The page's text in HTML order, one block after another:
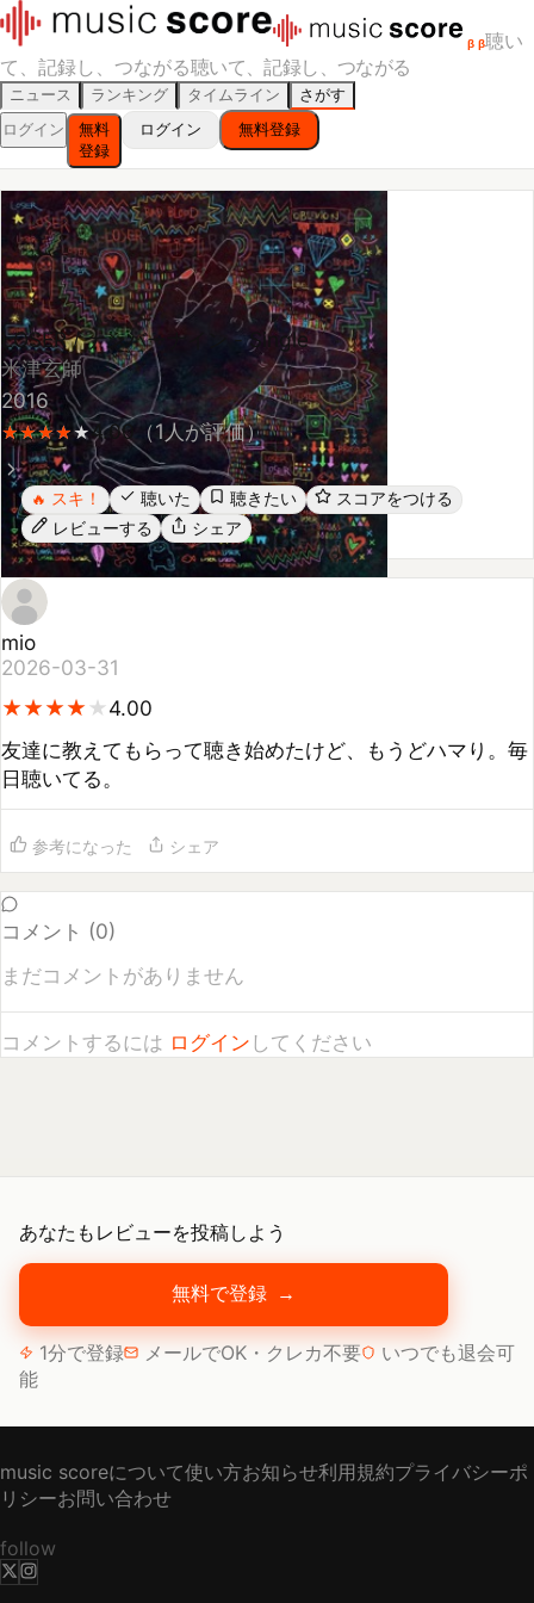
β β聴い
て、記録し、つながる聴いて、記録し、つながる
ニュース ランキング タイムライン
さがす
ログイン
無料
登録
ログイン 無料登録
LOSER / ナンバーナイン - Single
米津玄師
2016
★
★★
★★
★★
★★ 4.00 （ 1人が評価）
🔥スキ！ 聴いた 聴きたい スコアをつける
レビューする シェア
mio
2026-03-31
★
★★
★ ★
★ ★
★★4.00
友達に教えてもらって聴き始めたけど、もうどハマり。毎
日聴いてる。
参考になった
コメント (0
まだコメントがありません
コメントするにはログイン してください
あなたもレビューを投稿しよう
無料で登録 →
1分で登録 メールでOK・クレカ不要
いつでも退会可
能
music scoreについて使い方お知らせ利用規約プライバシーポ
リシーお問い合わせ
follow